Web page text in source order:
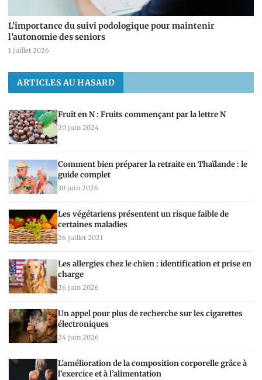
L’importance du suivi podologique pour maintenir
l’autonomie des seniors
1 juillet 2026
ARTICLES AU HASARD
Fruit en N : Fruits commençant par la lettre N
20 juin 2024
Comment bien préparer la retraite en Thaïlande : le
guide complet
30 juin 2026
Les végétariens présentent un risque faible de
certaines maladies
26 juillet 2021
Les allergies chez le chien : identification et prise en
charge
26 juin 2026
Un appel pour plus de recherche sur les cigarettes
électroniques
24 juin 2026
L’amélioration de la composition corporelle grâce à
l’exercice et à l’alimentation